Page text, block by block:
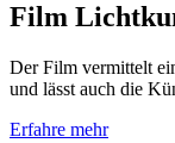
Film
Der Film vermittelt
und lässt auch die
Erfahre mehr